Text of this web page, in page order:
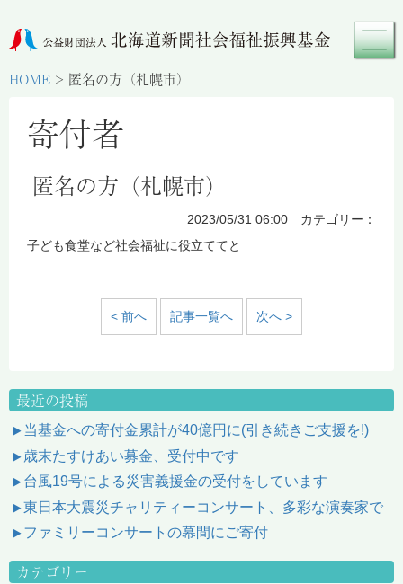
HOME > 匿名の方（札幌市）
寄付者
匿名の方（札幌市）
2023/05/31 06:00 カテゴリー：
子ども食堂など社会福祉に役立ててと
< 前へ 記事一覧へ 次へ >
最近の投稿
当基金への寄付金累計が40億円に(引き続きご支援を!)
歳末たすけあい募金、受付中です
台風19号による災害義援金の受付をしています
東日本大震災チャリティーコンサート、多彩な演奏家で
ファミリーコンサートの幕間にご寄付
カテゴリー